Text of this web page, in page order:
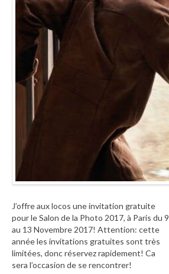
J’offre aux locos une invitation gratuite
pour le Salon de la Photo 2017, à Paris du 9
au 13 Novembre 2017! Attention: cette
année les invitations gratuites sont très
limitées, donc réservez rapidement! Ca
sera l’occasion de se rencontrer!